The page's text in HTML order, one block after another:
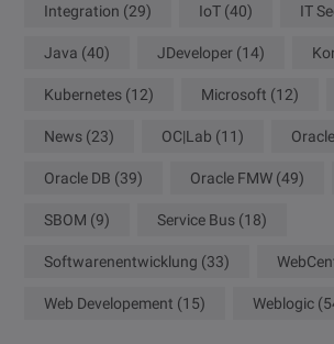
Integration (29) IoT (40) IT
Java (40) JDeveloper (14)
Kubernetes (12) Microsoft (12)
News (23) OC|Lab (11) Oracle
Oracle DB (39) Oracle FMW (49)
SBOM (9) Service Bus (18)
Softwarenentwicklung (33)
Web Developement (15) Weblogic